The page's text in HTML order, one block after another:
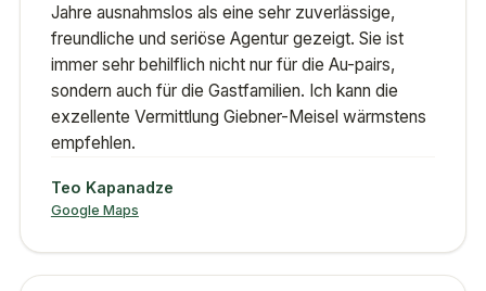
Jahre ausnahmslos als eine sehr zuverlässige,
freundliche und seriöse Agentur gezeigt. Sie ist
immer sehr behilflich nicht nur für die Au-pairs,
sondern auch für die Gastfamilien. Ich kann die
exzellente Vermittlung Giebner-Meisel wärmstens
empfehlen.
Teo Kapanadze
Google Maps